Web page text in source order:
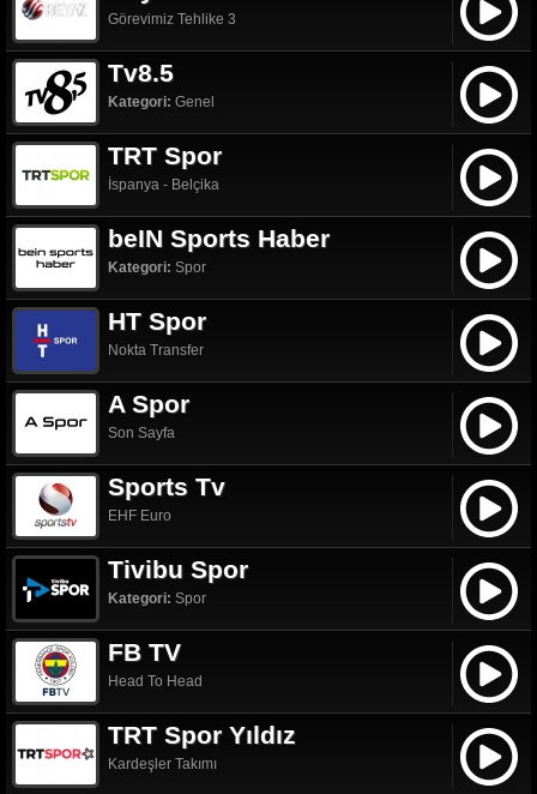
Görevimiz Tehlike 3
Tv8.5
Kategori: Genel
TRT Spor
İspanya - Belçika
beIN Sports Haber
Kategori: Spor
HT Spor
Nokta Transfer
A Spor
Son Sayfa
Sports Tv
EHF Euro
Tivibu Spor
Kategori: Spor
FB TV
Head To Head
TRT Spor Yıldız
Kardeşler Takımı